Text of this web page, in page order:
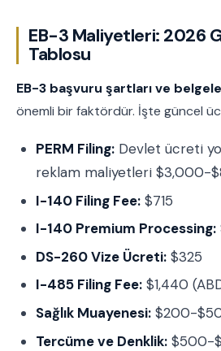
EB-3 Maliyetleri: 2026
Tablosu
EB-3 başvuru şartları ve
önemli bir faktördür. İşte güncel
PERM Filing: Devlet ücreti
reklam maliyetleri $3,000-
I-140 Filing Fee: $715
I-140 Premium Processing:
DS-260 Vize Ücreti: $325
I-485 Filing Fee: $1,440
Sağlık Muayenesi: $200-
Tercüme ve Denklik: $500-